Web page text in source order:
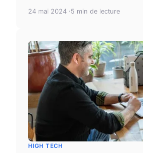
24 mai 2024 5 min de lecture
HIGH TECH